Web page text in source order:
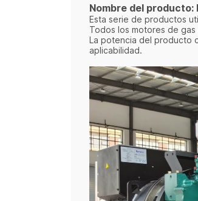
Nombre del
Esta serie de productos
Todos los motores de
La potencia del producto
aplicabilidad.